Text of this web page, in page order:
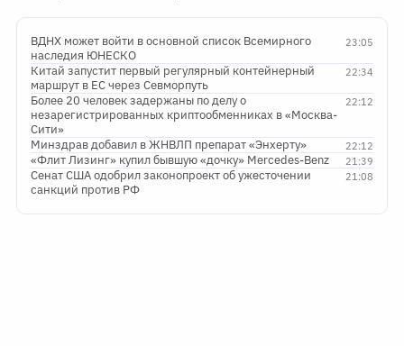
23:05
ВДНХ может войти в основной список Всемирного
наследия ЮНЕСКО
22:34
Китай запустит первый регулярный контейнерный
маршрут в ЕС через Севморпуть
22:12
Более 20 человек задержаны по делу о
незарегистрированных криптообменниках в «Москва-
Сити»
22:12
Минздрав добавил в ЖНВЛП препарат «Энхерту»
21:39
«Флит Лизинг» купил бывшую «дочку» Mercedes-Benz
21:08
Сенат США одобрил законопроект об ужесточении
санкций против РФ